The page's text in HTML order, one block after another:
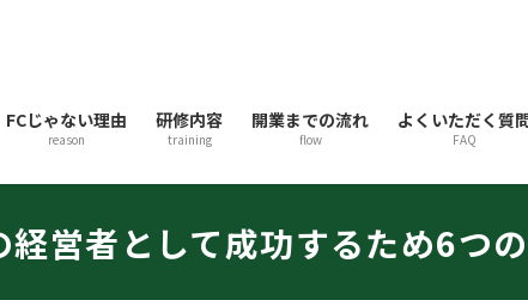
FCじゃない理由
reason
研修内容
training
開業までの流れ
flow
よくいただく質
FAQ
経営者として成功するため6つ